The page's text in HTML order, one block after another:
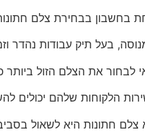
בחשבון בבחירת צלם חתונות
בעל תיק עבודות נהדר
את הצלם הזול ביותר
הלקוחות שלהם
חתונות היא לשאול